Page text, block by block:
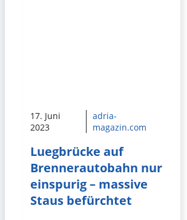
17. Juni
2023
adria-
magazin.com
Luegbrücke auf
Brennerautobahn nur
einspurig – massive
Staus befürchtet